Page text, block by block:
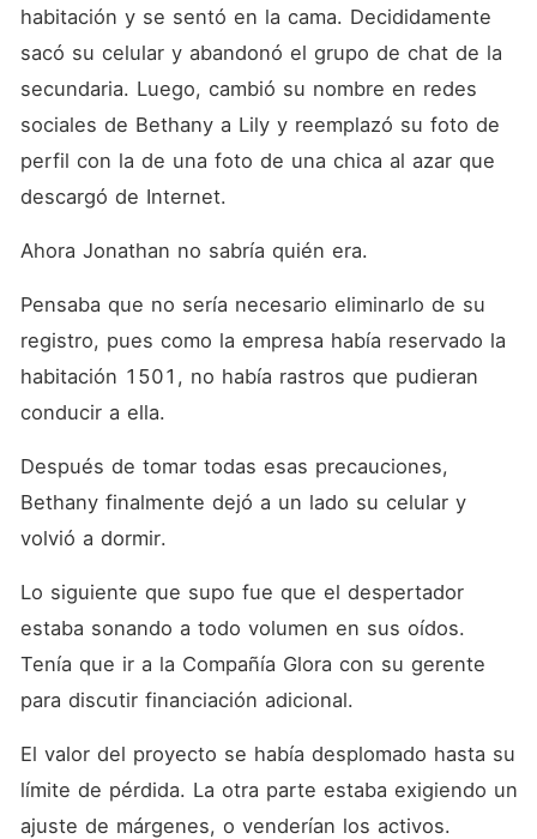
habitación y se sentó en la cama. Decididamente
sacó su celular y abandonó el grupo de chat de la
secundaria. Luego, cambió su nombre en redes
sociales de Bethany a Lily y reemplazó su foto de
perfil con la de una foto de una chica al azar que
descargó de Internet.
Ahora Jonathan no sabría quién era.
Pensaba que no sería necesario eliminarlo de su
registro, pues como la empresa había reservado la
habitación 1501, no había rastros que pudieran
conducir a ella.
Después de tomar todas esas precauciones,
Bethany finalmente dejó a un lado su celular y
volvió a dormir.
Lo siguiente que supo fue que el despertador
estaba sonando a todo volumen en sus oídos.
Tenía que ir a la Compañía Glora con su gerente
para discutir financiación adicional.
El valor del proyecto se había desplomado hasta su
límite de pérdida. La otra parte estaba exigiendo un
ajuste de márgenes, o venderían los activos.